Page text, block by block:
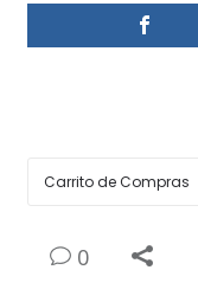
Carrito de Compras
0